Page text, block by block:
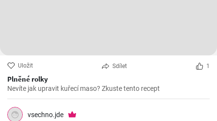
Uložit Sdílet 1
Plněné rolky
Nevíte jak upravit kuřecí maso? Zkuste tento recept
vsechno.jde